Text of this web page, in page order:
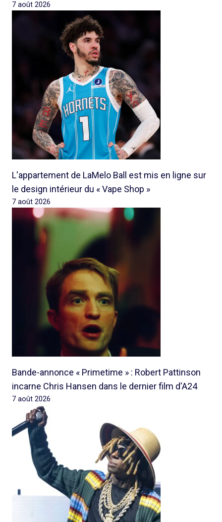
7 août 2026
L'appartement de LaMelo Ball est mis en ligne sur
le design intérieur du « Vape Shop »
7 août 2026
Bande-annonce « Primetime » : Robert Pattinson
incarne Chris Hansen dans le dernier film d'A24
7 août 2026